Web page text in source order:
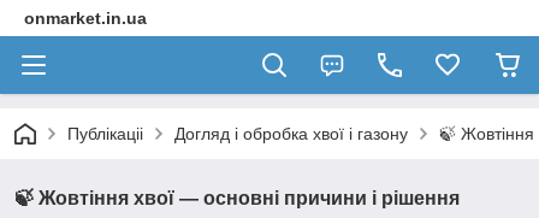
onmarket.in.ua
Публікаціі Догляд і обробка хвої і газону 🍃 Жовтіння
🍃 Жовтіння хвої — основні причини і рішення